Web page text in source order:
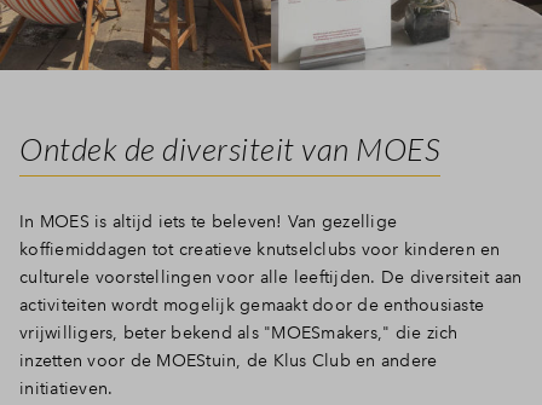
Ontdek de diversiteit van MOES
In MOES is altijd iets te beleven! Van gezellige
koffiemiddagen tot creatieve knutselclubs voor kinderen en
culturele voorstellingen voor alle leeftijden. De diversiteit aan
activiteiten wordt mogelijk gemaakt door de enthousiaste
vrijwilligers, beter bekend als "MOESmakers," die zich
inzetten voor de MOEStuin, de Klus Club en andere
initiatieven.